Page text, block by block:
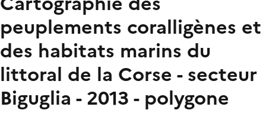
peuplements coralligènes et
des habitats marins du
littoral de la Corse - secteur
Biguglia - 2013 - polygone